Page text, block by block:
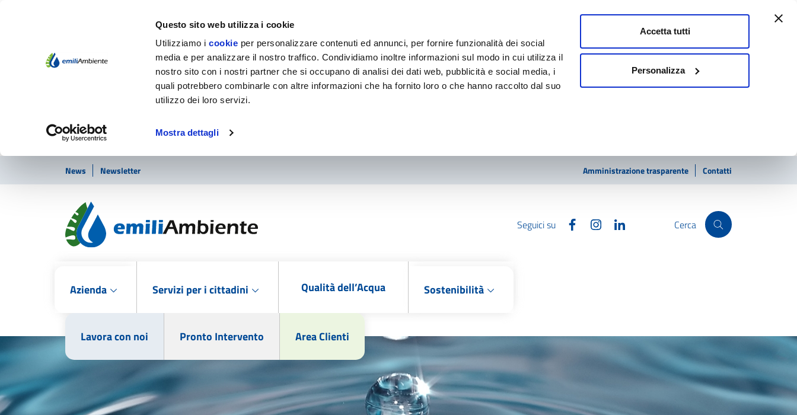
Questo sito web utilizza i cookie
Utilizziamo icookie per personalizzare contenuti ed annunci, per fornire funzionalità dei social
media e per analizzare il nostro traffico. Condividiamo inoltre informazioni sul modo in cui utilizza il
nostro sito con i nostri partner che si occupano di analisi dei dati web, pubblicità e social media, i
quali potrebbero combinarle con altre informazioni che ha fornito loro o che hanno raccolto dal suo
utilizzo dei loro servizi.
Mostra dettagli
Accetta tutti
Personalizza
News Newsletter Amministrazione trasparente Contatti
Seguici su FacebookInstagram Cerca
Azienda Servizi per i cittadini Qualità dell’Acqua Sostenibilità
Lavora con noi Pronto Intervento Area Clienti